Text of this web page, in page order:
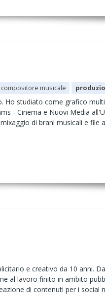
compositore musicale
Ho studiato come grafico
- Cinema e Nuovi Media
di brani musicali e file
e creativo da 10 anni.
al lavoro finito in ambito
di contenuti per i social